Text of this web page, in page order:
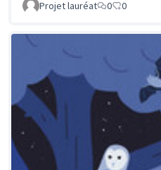
Projet lauréat 0 0